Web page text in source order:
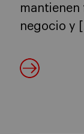
mantienen
negocio y